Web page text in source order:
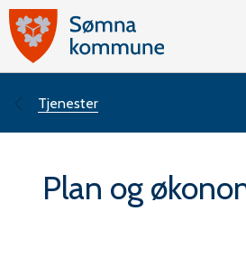
ø
a
Du
her:
Tjenester
Plan og